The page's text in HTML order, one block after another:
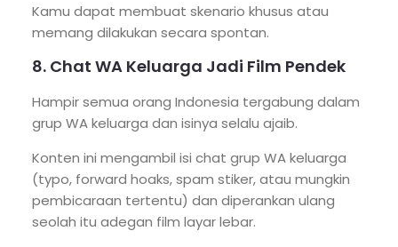
Kamu dapat membuat skenario khusus atau
memang dilakukan secara spontan.
8. Chat WA Keluarga Jadi Film Pendek
Hampir semua orang Indonesia tergabung dalam
grup WA keluarga dan isinya selalu ajaib.
Konten ini mengambil isi chat grup WA keluarga
(typo, forward hoaks, spam stiker, atau mungkin
pembicaraan tertentu) dan diperankan ulang
seolah itu adegan film layar lebar.